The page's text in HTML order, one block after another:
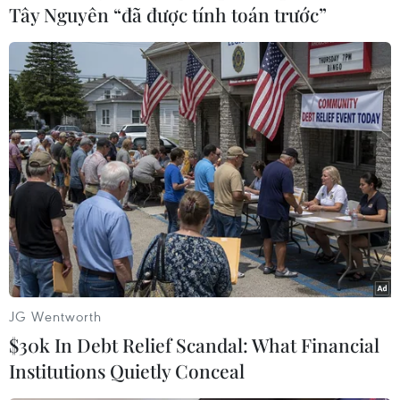
trang phục và tiền bạc để sở hữu những bộ ảnh
đẹp nhất. Không khí Tết nhộn nhịp ở nơi đây
cũng thu hút những du khách nước ngoài đến
tham quan, chụp ảnh. Họ bày tỏ sự thích thú khi
thấy các bạn trẻ xúng xính trong tà áo dài.
Nằm khá xa trung tâm Thành phố Hồ Chí Minh
là Bảo tàng Áo dài (thành phố Thủ Đức). Nơi đây
cũng là một điểm đến được nhiều người dân
lựa chọn, ưa thích. Vào mỗi dịp cuối tuần, rất
đông các bạn trẻ đã tới đây để chụp ảnh, tham
quan.
Với mong muốn truyền tải những hình ảnh văn
hóa và con người Việt Nam trong mỗi dịp xuân
về, năm nay, Bảo tàng Áo dài trang trí nhiều
Tây Nguyên “đã được tính toán trước”
JG Wentworth
$30k In Debt Relief Scandal: What Financial
Institutions Quietly Conceal